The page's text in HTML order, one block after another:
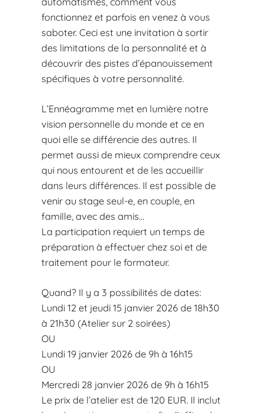
fonctionnez et parfois en venez à vous
saboter. Ceci est une invitation à sortir
des limitations de la personnalité et à
découvrir des pistes d’épanouissement
spécifiques à votre personnalité.
L’Ennéagramme met en lumière notre
vision personnelle du monde et ce en
quoi elle se différencie des autres. Il
permet aussi de mieux comprendre ceux
qui nous entourent et de les accueillir
dans leurs différences. Il est possible de
venir au stage seul-e, en couple, en
famille, avec des amis…
La participation requiert un temps de
préparation à effectuer chez soi et de
traitement pour le formateur.
Quand? Il y a 3 possibilités de dates:
Lundi 12 et jeudi 15 janvier 2026 de 18h30
à 21h30 (Atelier sur 2 soirées)
OU
Lundi 19 janvier 2026 de 9h à 16h15
OU
Mercredi 28 janvier 2026 de 9h à 16h15
Le prix de l’atelier est de 120 EUR. Il inclut